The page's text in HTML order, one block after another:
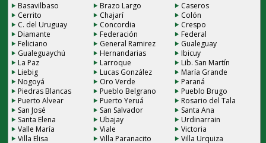
Basavilbaso Brazo Largo
Caseros
Cerrito
Chajarí
Colón
C. del Uruguay
Concordia
Crespo
Diamante
Federación
Federal
Feliciano
General Ramirez
Gualeguay
Gualeguaychú
Hernandarias
Ibicuy
La Paz
Larroque
Lib. San Martín
Liebig
Lucas González
María Grande
Nogoyá
Oro Verde
Paraná
Piedras Blancas
Pueblo Belgrano
Pueblo Brugo
Puerto Alvear
Puerto Yeruá
Rosario del Tala
San José
San Salvador
Santa Ana
Santa Elena
Ubajay
Urdinarrain
Valle María
Viale
Victoria
Villa Elisa
Villa Paranacito
Villa Urquiza